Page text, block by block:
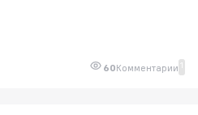
60Комментарии 1